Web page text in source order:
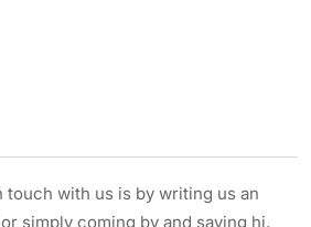
touch with us is by writing us an
simply coming by and saying hi.